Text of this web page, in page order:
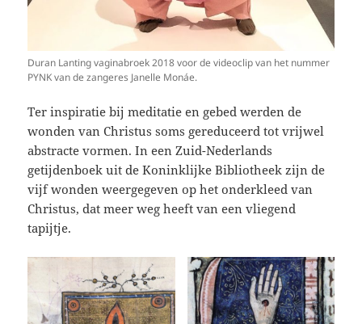
Duran Lanting vaginabroek 2018 voor de videoclip van het nummer
PYNK van de zangeres Janelle Monáe.
Ter inspiratie bij meditatie en gebed werden de
wonden van Christus soms gereduceerd tot vrijwel
abstracte vormen. In een Zuid-Nederlands
getijdenboek uit de Koninklijke Bibliotheek zijn de
vijf wonden weergegeven op het onderkleed van
Christus, dat meer weg heeft van een vliegend
tapijtje.